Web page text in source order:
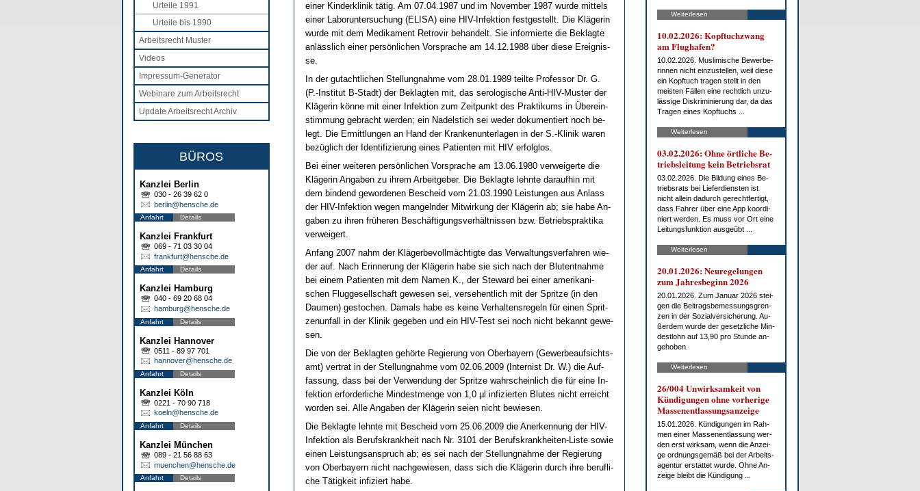
Urteile 1991
Urteile bis 1990
Arbeitsrecht Muster
Videos
Impressum-Generator
Webinare zum Arbeitsrecht
Update Arbeitsrecht Archiv
BÜROS
Kanzlei Berlin
030 - 26 39 62 0
berlin@hensche.de
Anfahrt Details
Kanzlei Frankfurt
069 - 71 03 30 04
frankfurt@hensche.de
Anfahrt Details
Kanzlei Hamburg
040 - 69 20 68 04
hamburg@hensche.de
Anfahrt Details
Kanzlei Hannover
0511 - 89 97 701
hannover@hensche.de
Anfahrt Details
Kanzlei Köln
0221 - 70 90 718
koeln@hensche.de
Anfahrt Details
Kanzlei München
089 - 21 56 88 63
muenchen@hensche.de
Anfahrt Details
ei­ner Kin­der­kli­nik tätig. Am 07.04.1987 und im No­vem­ber 1987 wur­de mit­tels
ei­ner La­bor­un­ter­su­chung (ELISA) ei­ne HIV-In­fek­ti­on fest­ge­stellt. Die Kläge­rin
wur­de mit dem Me­di­ka­ment Re­tro­vir be­han­delt. Sie in­for­mier­te die Be­klag­te
anläss­lich ei­ner persönli­chen Vor­spra­che am 14.12.1988 über die­se Er­eig­nis­
se.
In der gut­acht­li­chen Stel­lung­nah­me vom 28.01.1989 teil­te Pro­fes­sor Dr. G.
(P.-In­sti­tut B-Stadt) der Be­klag­ten mit, das se­ro­lo­gi­sche An­ti-HIV-Mus­ter der
Kläge­rin könne mit ei­ner In­fek­ti­on zum Zeit­punkt des Prak­ti­kums in Übe­rein­
stim­mung ge­bracht wer­den; ein Na­del­stich sei we­der do­ku­men­tiert noch be­
legt. Die Er­mitt­lun­gen an Hand der Kran­ken­un­ter­la­gen in der S.-Kli­nik wa­ren
bezüglich der Iden­ti­fi­zie­rung ei­nes Pa­ti­en­ten mit HIV er­folg­los.
Bei ei­ner wei­te­ren persönli­chen Vor­spra­che am 13.06.1980 ver­wei­ger­te die
Kläge­rin An­ga­ben zu ih­rem Ar­beit­ge­ber. Die Be­klag­te lehn­te dar­auf­hin mit
dem bin­dend ge­wor­de­nen Be­scheid vom 21.03.1990 Leis­tun­gen aus An­lass
der HIV-In­fek­ti­on we­gen man­geln­der Mit­wir­kung der Kläge­rin ab; sie ha­be An­
ga­ben zu ih­ren frühe­ren Beschäfti­gungs­verhält­nis­sen bzw. Be­triebs­prak­ti­ka
ver­wei­gert.
An­fang 2007 nahm der Kläger­be­vollmäch­tig­te das Ver­wal­tungs­ver­fah­ren wie­
der auf. Nach Er­in­ne­rung der Kläge­rin ha­be sie sich nach der Blut­ent­nah­me
bei ei­nem Pa­ti­en­ten mit dem Na­men K., der Ste­ward bei ei­ner ame­ri­ka­ni­
schen Flug­ge­sell­schaft ge­we­sen sei, ver­se­hent­lich mit der Sprit­ze (in den
Dau­men) ge­sto­chen. Da­mals ha­be es kei­ne Ver­hal­tens­re­geln für ei­nen Sprit­
zen­un­fall in der Kli­nik ge­ge­ben und ein HIV-Test sei noch nicht be­kannt ge­we­
sen.
Die von der Be­klag­ten gehörte Re­gie­rung von Ober­bay­ern (Ge­wer­be­auf­sichts­
amt) ver­trat in der Stel­lung­nah­me vom 02.06.2009 (In­ter­nist Dr. W.) die Auf­
fas­sung, dass bei der Ver­wen­dung der Sprit­ze wahr­schein­lich die für ei­ne In­
fek­ti­on er­for­der­li­che Min­dest­men­ge von 1,0 µl in­fi­zier­ten Blu­tes nicht er­reicht
wor­den sei. Al­le An­ga­ben der Kläge­rin sei­en nicht be­wie­sen.
Die Be­klag­te lehn­te mit Be­scheid vom 25.06.2009 die An­er­ken­nung der HIV-
In­fek­ti­on als Be­rufs­krank­heit nach Nr. 3101 der Be­rufs­krank­hei­ten-Lis­te so­wie
ei­nen Leis­tungs­an­spruch ab; es sei nach der Stel­lung­nah­me der Re­gie­rung
von Ober­bay­ern nicht nach­ge­wie­sen, dass sich die Kläge­rin durch ih­re be­ruf­li­
che Tätig­keit in­fi­ziert ha­be.
Weiterlesen
10.02.2026: Kopf­tuch­zwang
am Flug­ha­fen?
10.02.2026. Mus­li­mi­sche Be­wer­be­
rin­nen nicht ein­zu­stel­len, weil die­se
ein Kopf­tuch tra­gen stellt in den
meis­ten Fäl­len ei­ne recht­lich un­zu­
läs­si­ge Dis­kri­mi­nie­rung dar, da das
Tra­gen ei­nes Kopf­tuchs ...
Weiterlesen
03.02.2026: Oh­ne ört­li­che Be­
triebs­lei­tung kein Be­triebs­rat
03.02.2026. Die Bil­dung ei­nes Be­
triebs­rats bei Lie­fer­diens­ten ist
nicht al­lein da­durch ge­recht­fer­tigt,
dass Fah­rer über ei­ne App ko­or­di­
niert wer­den. Es muss vor Ort ei­ne
Lei­tungs­funk­ti­on aus­ge­übt ...
Weiterlesen
20.01.2026: Neu­re­ge­lun­gen
zum Jah­res­be­ginn 2026
20.01.2026. Zum Ja­nu­ar 2026 stei­
gen die Bei­trags­be­mes­sungs­gren­
zen in der So­zi­al­ver­si­che­rung. Au­
ßer­dem wur­de der ge­setz­li­che Min­
dest­lohn auf 13,90 pro St­un­de an­
ge­ho­ben.
Weiterlesen
26/004 Un­wirk­sam­keit von
Kün­di­gun­gen oh­ne vor­he­ri­ge
Mas­sen­ent­las­sungs­an­zei­ge
15.01.2026. Kün­di­gun­gen im Rah­
men ei­ner Mas­sen­ent­las­sung wer­
den erst wirk­sam, wenn die An­zei­
ge ord­nungs­ge­mäß bei der Ar­beits­
agen­tur er­stat­tet wur­de. Oh­ne An­
zei­ge bleibt die Kün­di­gung ...